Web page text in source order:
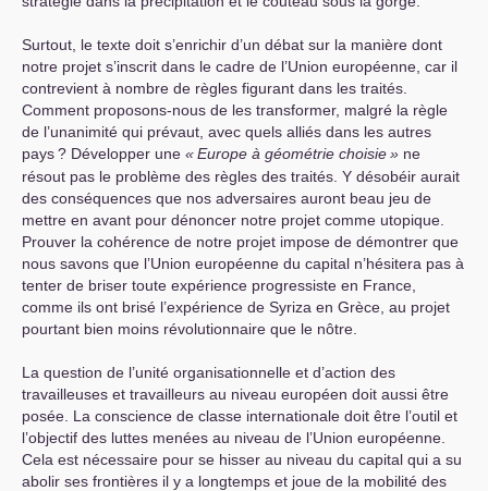
Surtout, le texte doit s’enrichir d’un débat sur la manière dont
notre projet s’inscrit dans le cadre de l’Union européenne, car il
contrevient à nombre de règles figurant dans les traités.
Comment proposons-nous de les transformer, malgré la règle
de l’unanimité qui prévaut, avec quels alliés dans les autres
pays? Développer une «Europe à géométrie choisie» ne
résout pas le problème des règles des traités. Y désobéir aurait
des conséquences que nos adversaires auront beau jeu de
mettre en avant pour dénoncer notre projet comme utopique.
Prouver la cohérence de notre projet impose de démontrer que
nous savons que l’Union européenne du capital n’hésitera pas à
tenter de briser toute expérience progressiste en France,
comme ils ont brisé l’expérience de Syriza en Grèce, au projet
pourtant bien moins révolutionnaire que le nôtre.
La question de l’unité organisationnelle et d’action des
travailleuses et travailleurs au niveau européen doit aussi être
posée. La conscience de classe internationale doit être l’outil et
l’objectif des luttes menées au niveau de l’Union européenne.
Cela est nécessaire pour se hisser au niveau du capital qui a su
abolir ses frontières il y a longtemps et joue de la mobilité des